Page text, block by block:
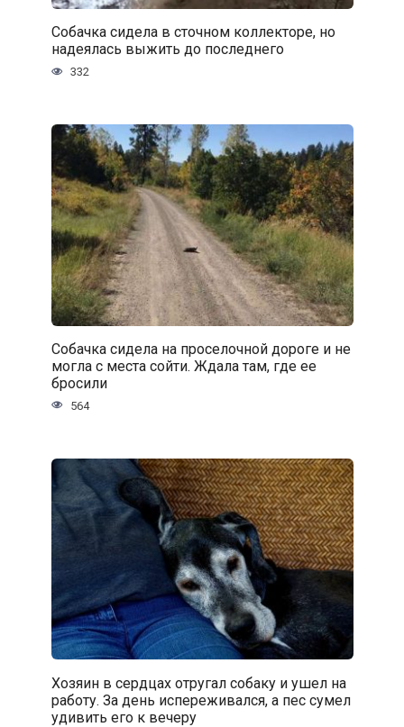
Собачка сидела в сточном коллекторе, но
надеялась выжить до последнего
332
Собачка сидела на проселочной дороге и не
могла с места сойти. Ждала там, где ее
бросили
564
Хозяин в сердцах отругал собаку и ушел на
работу. За день испереживался, а пес сумел
удивить его к вечеру